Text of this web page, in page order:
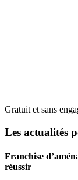
Gratuit et sans
Les actualités
Franchise
réussir